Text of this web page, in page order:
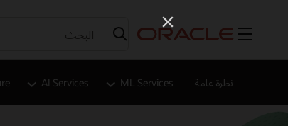
القائمة
نظرة عامة ML Services
AI Services